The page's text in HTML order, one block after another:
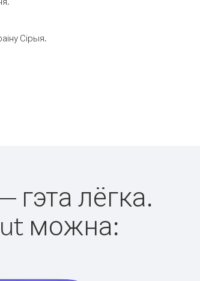
Сірыя.
гэта лёгка.
можна: